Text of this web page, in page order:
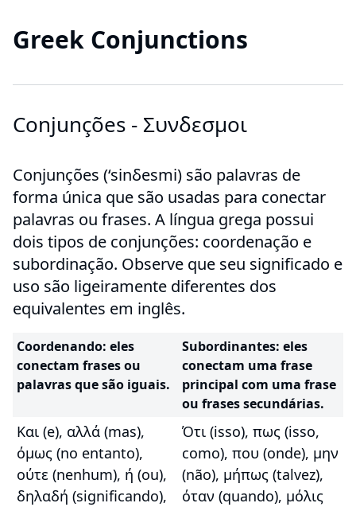
Greek Conjunctions
Conjunções - Συνδεσμοι
Conjunções (‘sinδesmi) são palavras de
forma única que são usadas para conectar
palavras ou frases. A língua grega possui
dois tipos de conjunções: coordenação e
subordinação. Observe que seu significado e
uso são ligeiramente diferentes dos
equivalentes em inglês.
Coordenando: eles
conectam frases ou
palavras que são iguais.
Subordinantes: eles
conectam uma frase
principal com uma frase
ou frases secundárias.
Και (e), αλλά (mas),
όμως (no entanto),
ούτε (nenhum), ή (ou),
δηλαδή (significando),
Ότι (isso), πως (isso,
como), που (onde), μην
(não), μήπως (talvez),
όταν (quando), μόλις